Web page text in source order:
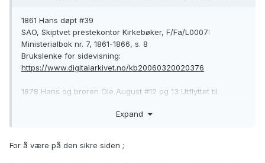
Er det mulig å finne ut hva som hendte mellom 1878 da han
flyttet til Kristiania og 1891 da han var tilbake i hjembygda
«sindssvag» og «udsat fra Kristiania Fattigvæsen»?
Kom han med båten? Ble de som ikke kom med
emigrantskipene slettet fra protokollene?
Ble de som returnerte protokollført?
«udsat fra Kristiania Fattigvæsen» og omstendighetene
1861 Hans døpt #39
SAO, Skiptvet prestekontor Kirkebøker, F/Fa/L0007:
Ministerialbok nr. 7, 1861-1866, s. 8
Brukslenke for sidevisning:
https://www.digitalarkivet.no/kb20060320020376
1878 Hans og broren Ole August #12 og 13 Utflyttet til
SAO, Skiptvet prestekontor Kirkebøker, F/Fa/L0009:
https://www.digitalarkivet.no/kb20060908010030
Expand
For å være på den sikre siden ;